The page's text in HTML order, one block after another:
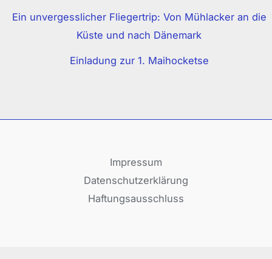
Ein unvergesslicher Fliegertrip: Von Mühlacker an die
Küste und nach Dänemark
Einladung zur 1. Maihocketse
Impressum
Datenschutzerklärung
Haftungsausschluss